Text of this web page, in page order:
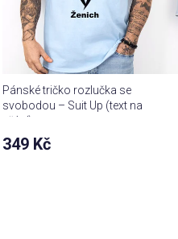
Pánské tričko rozlučka se
svobodou – Suit Up (text na
přání)
349 Kč